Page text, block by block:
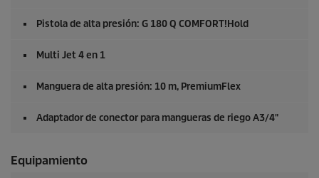
Pistola de alta presión: G 180 Q COMFORT!Hold
Multi Jet 4 en 1
Manguera de alta presión: 10 m, PremiumFlex
Adaptador de conector para mangueras de riego A3/4"
Equipamiento